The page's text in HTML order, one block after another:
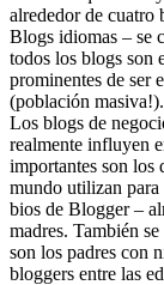
alrededor de cuatro
Blogs idiomas – se
todos los blogs son
prominentes de ser
(población masiva!).
Los blogs de
realmente influyen
importantes son los
mundo utilizan
bios de Blogger –
madres. También
son los padres con
bloggers entre las